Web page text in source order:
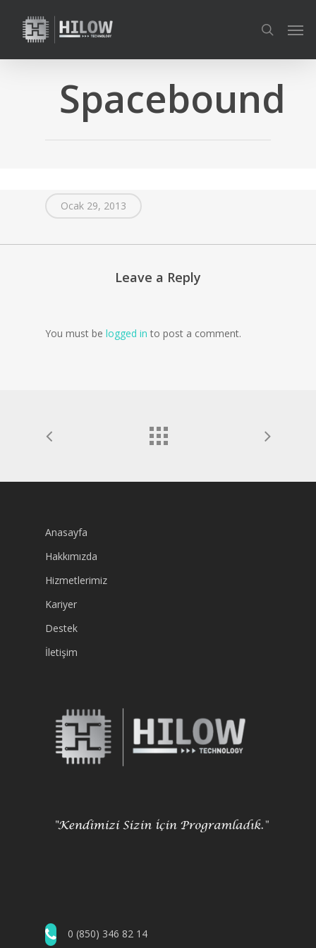
content
search
Spacebound
Ocak 29, 2013
Leave a Reply
You must be logged in to post a comment.
Anasayfa
Hakkımızda
Hizmetlerimiz
Kariyer
Destek
İletişim
0 (850) 346 82 14